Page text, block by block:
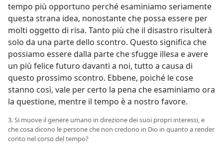
tempo più opportuno perché esaminiamo seriamente
questa strana idea, nonostante che possa essere per
molti oggetto di risa. Tanto più che il disastro risulterà
solo da una parte dello scontro. Questo significa che
possiamo essere dalla parte che sfugge illesa e avere
un più felice futuro davanti a noi, tutto a causa di
questo prossimo scontro. Ebbene, poiché le cose
stanno così, vale per certo la pena che esaminiamo ora
la questione, mentre il tempo è a nostro favore.
3. Si muove il genere umano in direzione dei suoi propri interessi, e
che cosa dicono le persone che non credono in Dio in quanto a render
conto nel corso del tempo?